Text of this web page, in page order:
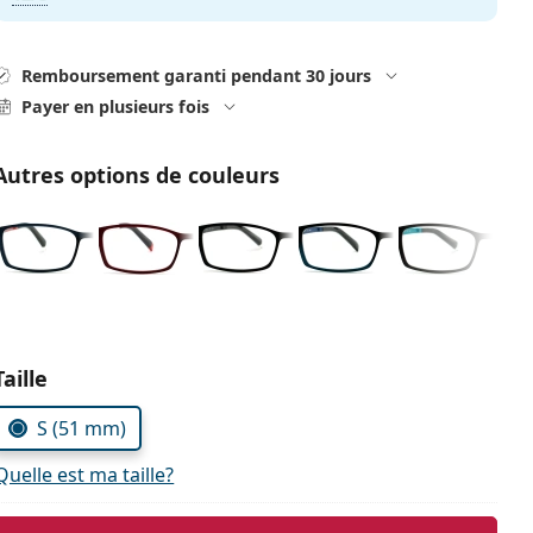
Remboursement garanti pendant 30 jours
Payer en plusieurs fois
options de couleurs
les paramètres
S (51 mm)
est ma taille?